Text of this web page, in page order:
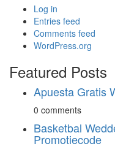
Log in
Entries feed
Comments feed
WordPress.org
Featured Posts
Apuesta Gratis
0 comments
Basketbal
Promotiecode